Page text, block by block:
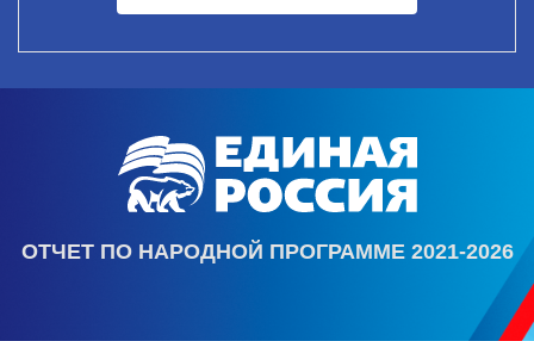
ОТЧЕТ ПО НАРОДНОЙ ПРОГРАММЕ 2021-2026